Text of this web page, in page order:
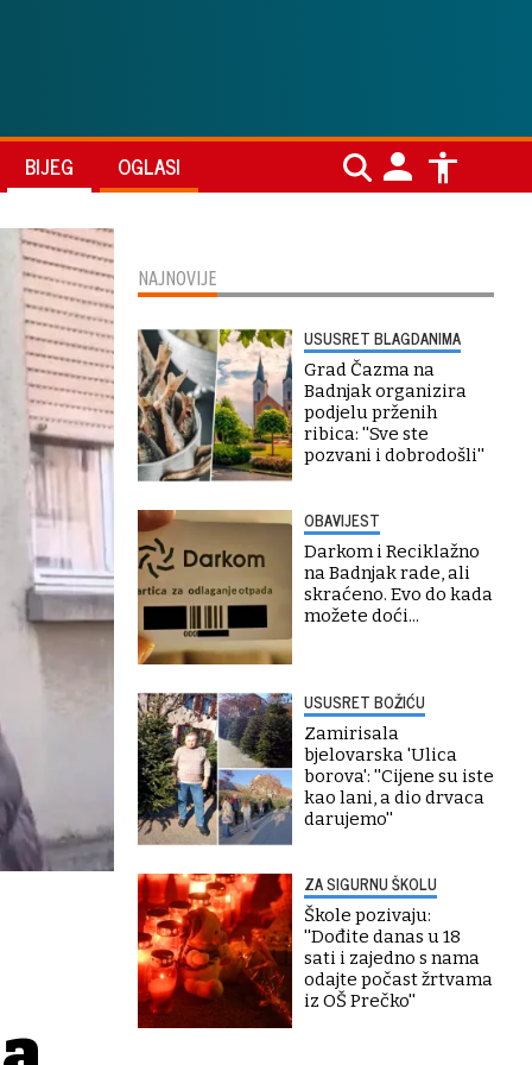
BIJEG OGLASI
NAJNOVIJE
USUSRET BLAGDANIMA
Grad Čazma na
Badnjak organizira
podjelu prženih
ribica: ''Sve ste
pozvani i dobrodošli''
OBAVIJEST
Darkom i Reciklažno
na Badnjak rade, ali
skraćeno. Evo do kada
možete doći...
USUSRET BOŽIĆU
Zamirisala
bjelovarska 'Ulica
borova': ''Cijene su iste
kao lani, a dio drvaca
darujemo''
ZA SIGURNU ŠKOLU
Škole pozivaju:
''Dođite danas u 18
sati i zajedno s nama
odajte počast žrtvama
iz OŠ Prečko''